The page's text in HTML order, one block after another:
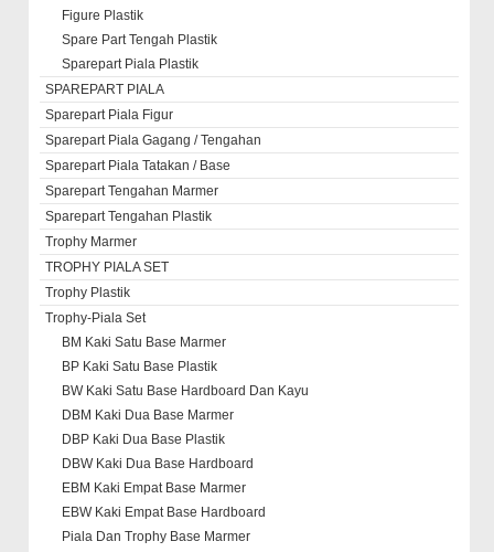
Figure Plastik
Spare Part Tengah Plastik
Sparepart Piala Plastik
SPAREPART PIALA
Sparepart Piala Figur
Sparepart Piala Gagang / Tengahan
Sparepart Piala Tatakan / Base
Sparepart Tengahan Marmer
Sparepart Tengahan Plastik
Trophy Marmer
TROPHY PIALA SET
Trophy Plastik
Trophy-Piala Set
BM Kaki Satu Base Marmer
BP Kaki Satu Base Plastik
BW Kaki Satu Base Hardboard Dan Kayu
DBM Kaki Dua Base Marmer
DBP Kaki Dua Base Plastik
DBW Kaki Dua Base Hardboard
EBM Kaki Empat Base Marmer
EBW Kaki Empat Base Hardboard
Piala Dan Trophy Base Marmer